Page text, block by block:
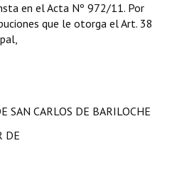
en el Acta Nº 972/11. Por
que le otorga el Art. 38
SAN CARLOS DE BARILOCHE
DE